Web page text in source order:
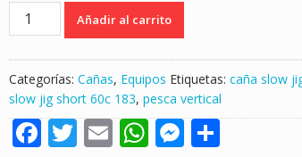
CAÑA
HART
JIG
SHORT
60C
80-
Añadir al carrito
Categorías: Cañas, Equipos Etiquetas: caña slow
slow jig short 60c 183, pesca vertical
F T E W M